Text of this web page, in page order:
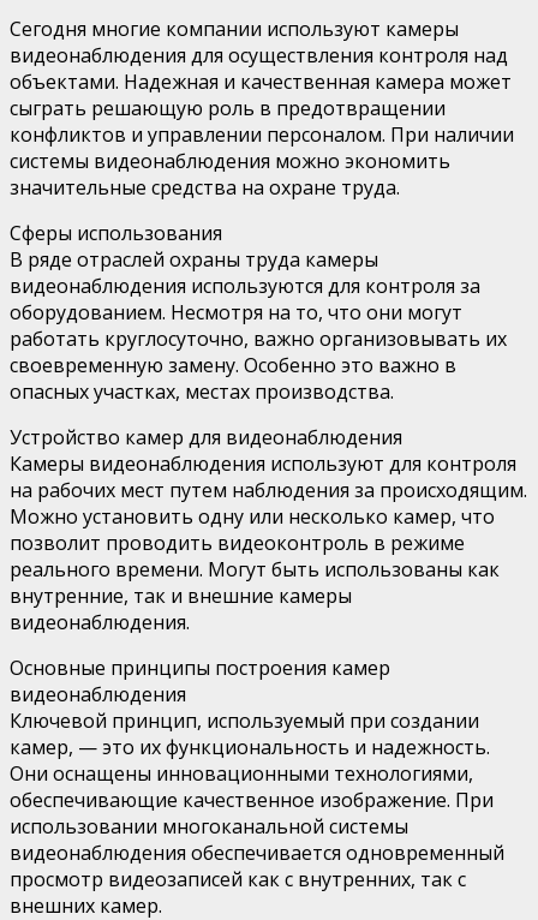
Сегодня многие компании используют камеры
видеонаблюдения для осуществления контроля над
объектами. Надежная и качественная камера может
сыграть решающую роль в предотвращении
конфликтов и управлении персоналом. При наличии
системы видеонаблюдения можно экономить
значительные средства на охране труда.
Сферы использования
В ряде отраслей охраны труда камеры
видеонаблюдения используются для контроля за
оборудованием. Несмотря на то, что они могут
работать круглосуточно, важно организовывать их
своевременную замену. Особенно это важно в
опасных участках, местах производства.
Устройство камер для видеонаблюдения
Камеры видеонаблюдения используют для контроля
на рабочих мест путем наблюдения за происходящим.
Можно установить одну или несколько камер, что
позволит проводить видеоконтроль в режиме
реального времени. Могут быть использованы как
внутренние, так и внешние камеры
видеонаблюдения.
Основные принципы построения камер
видеонаблюдения
Ключевой принцип, используемый при создании
камер, — это их функциональность и надежность.
Они оснащены инновационными технологиями,
обеспечивающие качественное изображение. При
использовании многоканальной системы
видеонаблюдения обеспечивается одновременный
просмотр видеозаписей как с внутренних, так с
внешних камер.